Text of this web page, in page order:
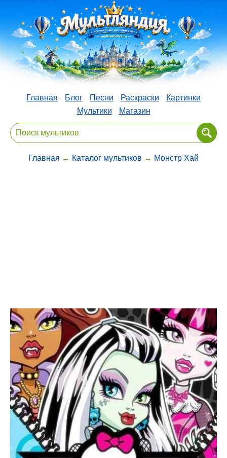
Главная Блог Песни Раскраски
Картинки
Мультики
Магазин
Главная → Каталог мультиков → Монстр Хай